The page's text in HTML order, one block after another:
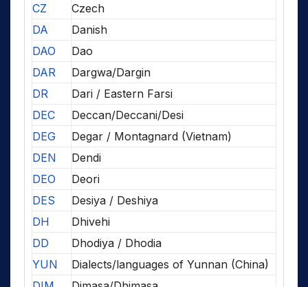
CZ
Czech
DA
Danish
DAO
Dao
DAR
Dargwa/Dargin
DR
Dari / Eastern Farsi
DEC
Deccan/Deccani/Desi
DEG
Degar / Montagnard (Vietnam)
DEN
Dendi
DEO
Deori
DES
Desiya / Deshiya
DH
Dhivehi
DD
Dhodiya / Dhodia
YUN
Dialects/languages of Yunnan (China)